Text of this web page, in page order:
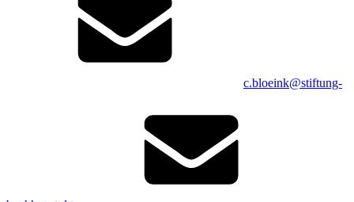
c.bloeink@stiftung-